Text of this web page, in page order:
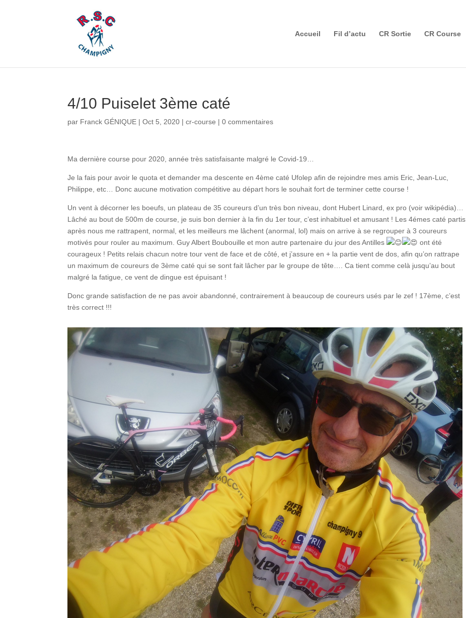
Accueil Fil d’actu CR Sortie CR Course
4/10 Puiselet 3ème caté
par Franck GÉNIQUE |Oct 5, 2020 |cr-course |0 commentaires
Ma dernière course pour 2020, année très satisfaisante malgré le Covid-19…
Je la fais pour avoir le quota et demander ma descente en 4ème caté Ufolep afin de rejoindre mes amis Eric, Jean-Luc,
Philippe, etc… Donc aucune motivation compétitive au départ hors le souhait fort de terminer cette course !
Un vent à décorner les boeufs, un plateau de 35 coureurs d’un très bon niveau, dont Hubert Linard, ex pro (voir wikipédia)…
Lâché au bout de 500m de course, je suis bon dernier à la fin du 1er tour, c’est inhabituel et amusant ! Les 4émes caté partis
après nous me rattrapent, normal, et les meilleurs me lâchent (anormal, lol) mais on arrive à se regrouper à 3 coureurs
motivés pour rouler au maximum. Guy Albert Boubouille et mon autre partenaire du jour des Antilles
ont été
courageux ! Petits relais chacun notre tour vent de face et de côté, et j’assure en + la partie vent de dos, afin qu’on rattrape
un maximum de coureurs de 3ème caté qui se sont fait lâcher par le groupe de tête…. Ca tient comme celà jusqu’au bout
malgré la fatigue, ce vent de dingue est épuisant !
Donc grande satisfaction de ne pas avoir abandonné, contrairement à beaucoup de coureurs usés par le zef ! 17ème, c’est
très correct !!!